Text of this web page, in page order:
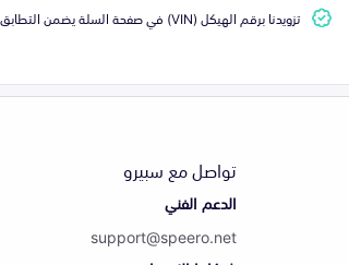
تزويدنا برقم الهيكل (VIN) في صفحة السلة يضمن التطابق التام للقطعة مع سيارتك
تواصل مع سبيرو
الدعم الفني
support@speero.net